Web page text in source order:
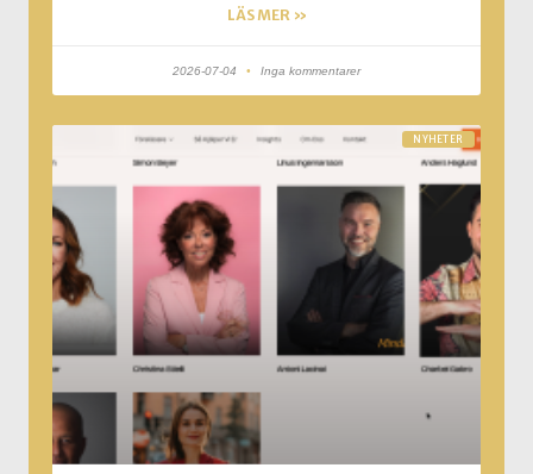
LÄS MER »
2026-07-04 Inga kommentarer
NYHETER